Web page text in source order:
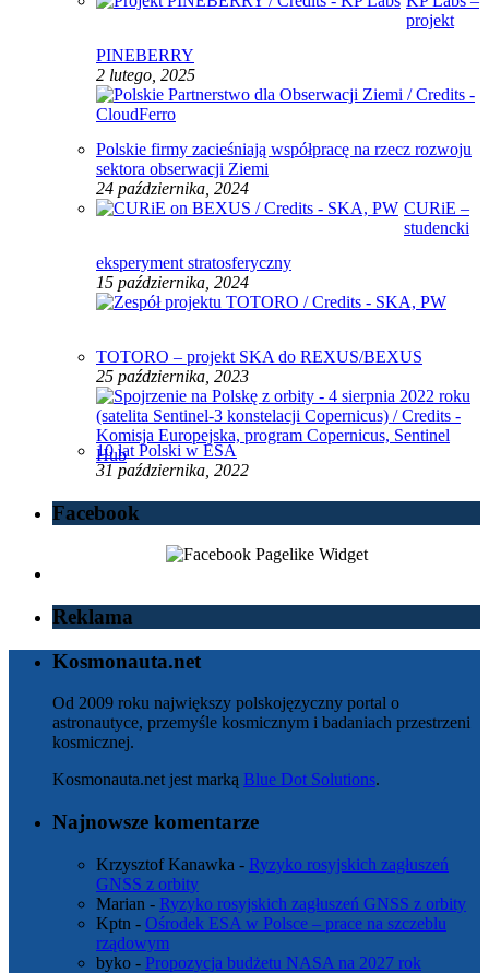
projekt
PINEBERRY
2 lutego, 2025
Polskie firmy zacieśniają współpracę na rzecz rozwoju
sektora obserwacji Ziemi
24 października, 2024
CURiE –
studencki
eksperyment stratosferyczny
15 października, 2024
TOTORO – projekt SKA do REXUS/BEXUS
25 października, 2023
10 lat Polski w ESA
31 października, 2022
Facebook
Reklama
Kosmonauta.net
Od 2009 roku największy polskojęzyczny portal o
astronautyce, przemyśle kosmicznym i badaniach przestrzeni
kosmicznej.
Kosmonauta.net jest marką Blue Dot Solutions.
Najnowsze komentarze
Krzysztof Kanawka - Ryzyko rosyjskich zagłuszeń
GNSS z orbity
Marian - Ryzyko rosyjskich zagłuszeń GNSS z orbity
Kptn - Ośrodek ESA w Polsce – prace na szczeblu
rządowym
byko - Propozycja budżetu NASA na 2027 rok